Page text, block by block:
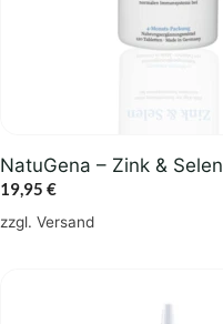
NatuGena – Zink & Selen
19,95 €
zzgl. Versand